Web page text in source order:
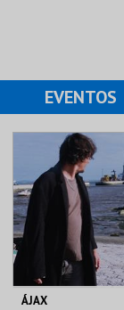
EVENTOS
ÁJAX